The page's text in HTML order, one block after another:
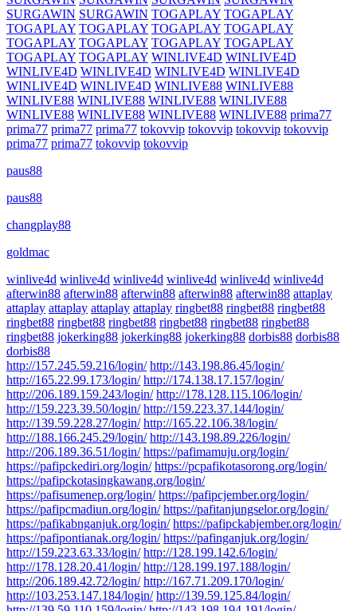
SURGAWIN SURGAWIN TOGAPLAY TOGAPLAY
TOGAPLAY TOGAPLAY TOGAPLAY TOGAPLAY
TOGAPLAY TOGAPLAY TOGAPLAY TOGAPLAY
TOGAPLAY TOGAPLAY WINLIVE4D WINLIVE4D
WINLIVE4D WINLIVE4D WINLIVE4D WINLIVE4D
WINLIVE4D WINLIVE4D WINLIVE88 WINLIVE88
WINLIVE88 WINLIVE88 WINLIVE88 WINLIVE88
WINLIVE88 WINLIVE88 WINLIVE88 WINLIVE88 prima77
prima77 prima77 prima77 tokovvip tokovvip tokovvip tokovvip
prima77 prima77 tokovvip tokovvip
paus88
paus88
changplay88
goldmac
winlive4d winlive4d winlive4d winlive4d winlive4d winlive4d
afterwin88 afterwin88 afterwin88 afterwin88 afterwin88 attaplay
attaplay attaplay attaplay attaplay ringbet88 ringbet88 ringbet88
ringbet88 ringbet88 ringbet88 ringbet88 ringbet88 ringbet88
ringbet88 jokerking88 jokerking88 jokerking88 dorbis88 dorbis88
dorbis88
http://157.245.59.216/login/ http://143.198.86.45/login/
http://165.22.99.173/login/ http://174.138.17.157/login/
http://206.189.159.243/login/ http://178.128.115.106/login/
http://159.223.39.50/login/ http://159.223.37.144/login/
http://139.59.228.27/login/ http://165.22.106.38/login/
http://188.166.245.29/login/ http://143.198.89.226/login/
http://206.189.36.51/login/ https://pafimamuju.org/login/
https://pafipckediri.org/login/ https://pcpafikotasorong.org/login/
https://pafipckotasingkawang.org/login/
https://pafisumenep.org/login/ https://pafipcjember.org/login/
https://pafipcmadiun.org/login/ https://pafitanjungselor.org/login/
https://pafikabnganjuk.org/login/ https://pafipckabjember.org/login/
https://pafipontianak.org/login/ https://pafinganjuk.org/login/
http://159.223.63.33/login/ http://128.199.142.6/login/
http://178.128.20.41/login/ http://128.199.197.188/login/
http://206.189.42.72/login/ http://167.71.209.170/login/
http://103.253.147.184/login/ http://139.59.125.84/login/